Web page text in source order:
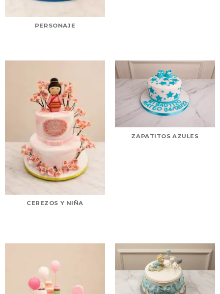
PERSONAJE
CEREZOS Y NIÑA
ZAPATITOS AZULES